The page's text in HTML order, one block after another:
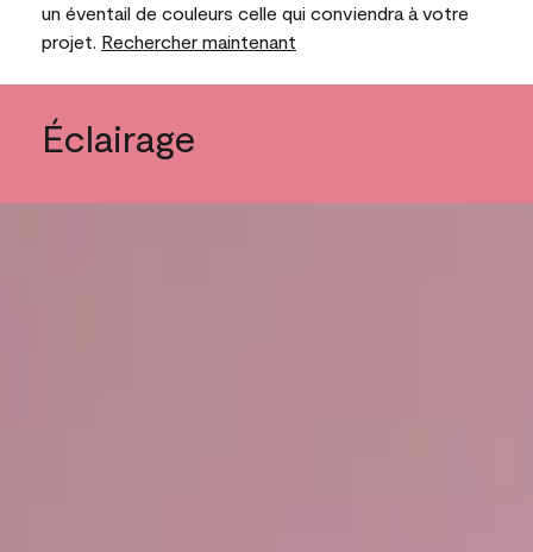
un éventail de couleurs celle qui conviendra à votre
projet. Rechercher maintenant
Éclairage